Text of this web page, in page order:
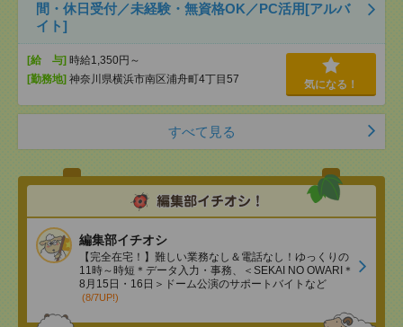
間・休日受付／未経験・無資格OK／PC活用[アルバ
イト]
[給 与] 時給1,350円～
[勤務地] 神奈川県横浜市南区浦舟町4丁目57 気になる！
すべて見る
編集部イチオシ
【完全在宅！】難しい業務なし＆電話なし！ゆっくりの
11時～時短＊データ入力・事務、＜SEKAI NO OWARI＊
8月15日・16日＞ドーム公演のサポートバイトなど
(8/7UP!)